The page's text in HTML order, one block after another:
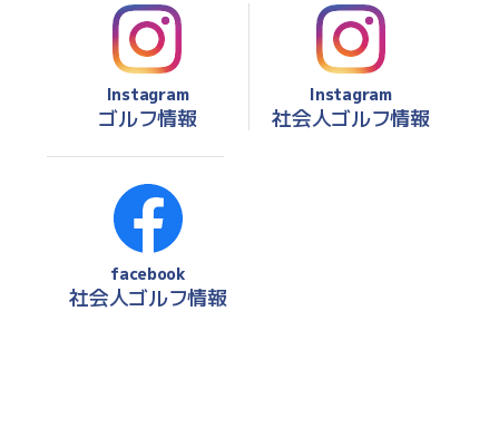
Instagram
ゴルフ情報
Instagram
社会人ゴルフ情報
facebook
社会人ゴルフ情報